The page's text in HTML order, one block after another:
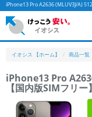
iPhone13 Pro A2636 (MLUV3J/A)
イオシス 【ホーム】 商品一覧
iPhone13 Pro
【国内版SIMフリー】
かんたん